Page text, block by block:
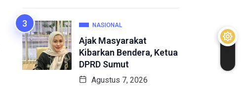
NASIONAL
Ajak Masyarakat
Kibarkan Bendera, Ketua
DPRD Sumut
Agustus 7, 2026